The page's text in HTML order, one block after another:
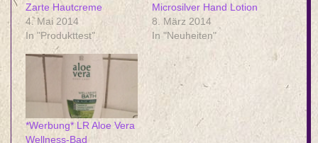
Zarte Hautcreme
4. Mai 2014
In "Produkttest"
Microsilver Hand Lotion
8. März 2014
In "Neuheiten"
*Werbung* LR Aloe Vera
Wellness-Bad